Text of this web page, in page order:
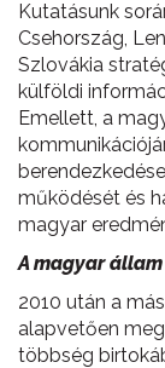
Kutatásunk
Csehország,
Szlovákia
külföldi
Emellett, a
működését és
magyar
A magyar
2010 után a
alapvetően
többség